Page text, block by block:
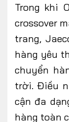
Trong khi
crossover
trang,
hàng yêu
chuyển
trời. Điều
cận đa
hàng toàn